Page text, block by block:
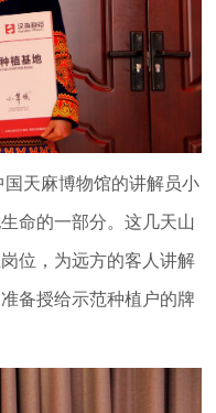
天麻博物馆的讲解员小
命的一部分。这几天山
位，为远方的客人讲解
备授给示范种植户的牌